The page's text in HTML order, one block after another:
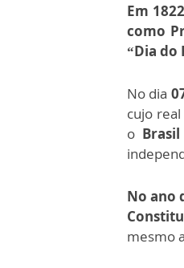
Em
como
“Dia do
No dia
cujo
o
No ano
mesmo